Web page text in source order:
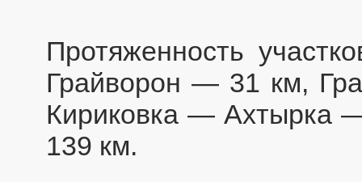
Протяженность
Грайворон — 31 км,
Кириковка — Ахтырка
139 км.